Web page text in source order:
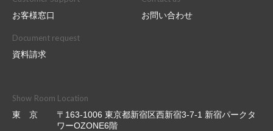
お客様窓口
お問い合わせ
Document request
資料請求
Show Room Location
東 京
〒163-1006 東京都新宿区西新宿3-7-1 新宿パークタ
ワーOZONE6階